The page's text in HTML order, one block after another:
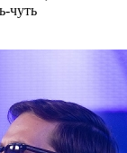
чуть